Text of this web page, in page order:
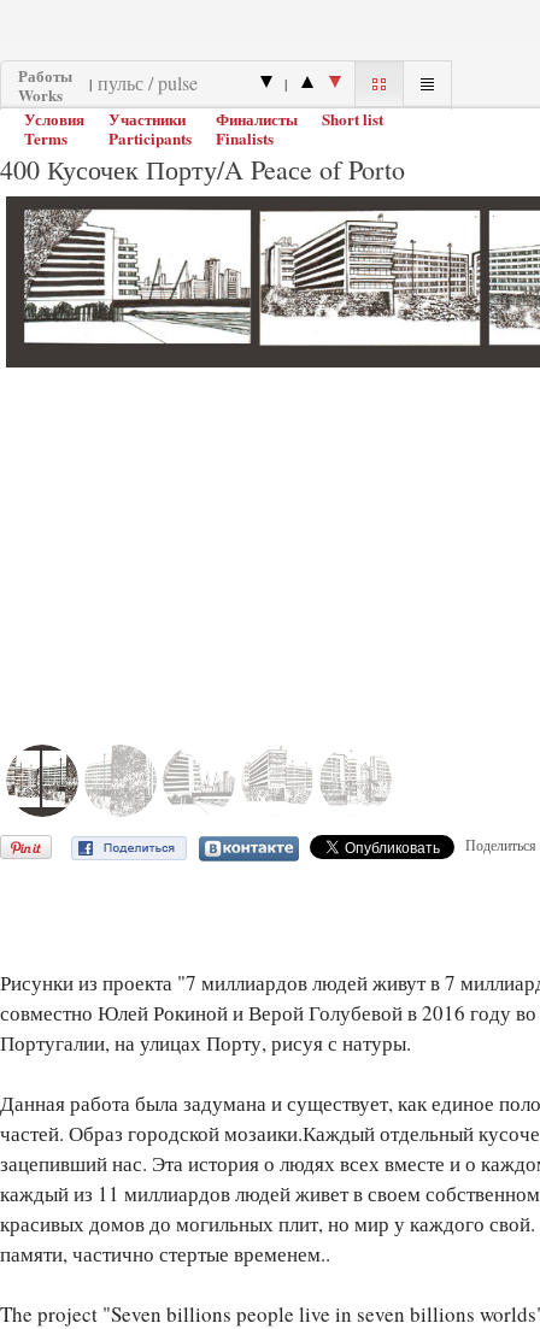
Работы
Works
| |
Условия
Terms
Участники
Participants
Финалисты
Finalists
Short list
400 Кусочек Порту/A Peaсe of Porto
Поделиться
Рисунки из проекта "7 миллиардов людей живут в 7
совместно Юлей Рокиной и Верой Голубевой в 2016 году
Португалии, на улицах Порту, рисуя с натуры.
Данная работа была задумана и существует, как единое
частей. Образ городской мозаики.Каждый отдельный
зацепивший нас. Эта история о людях всех вместе и о
каждый из 11 миллиардов людей живет в своем
красивых домов до могильных плит, но мир у каждого
памяти, частично стертые временем..
The project "Seven billions people live in seven billions